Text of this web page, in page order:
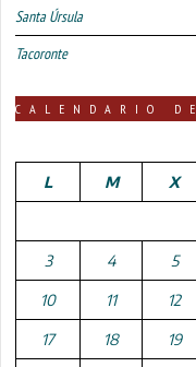
Santa Úrsula
Tacoronte
CALENDARIO
L
M X
3 4 5
10 11 12
17 18 19